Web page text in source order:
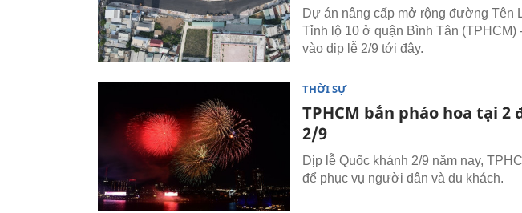
Dự án nâng cấp mở rộng đường Tên
Tỉnh lộ 10 ở quận Bình Tân (TPHCM)
vào dịp lễ 2/9 tới đây.
THỜI SỰ
TPHCM bắn pháo hoa tại
2/9
Dịp lễ Quốc khánh 2/9 năm nay,
để phục vụ người dân và du khách.